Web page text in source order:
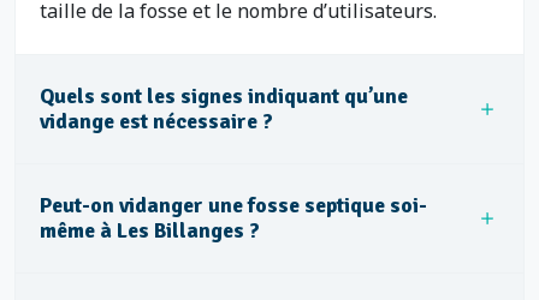
taille de la fosse et le nombre d’utilisateurs.
Quels sont les signes indiquant qu’une
vidange est nécessaire ?
Peut-on vidanger une fosse septique soi-
même à Les Billanges ?